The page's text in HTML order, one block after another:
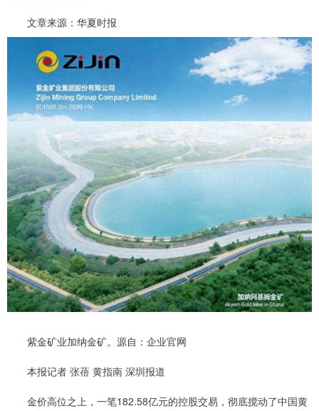
文章来源：华夏时报
紫金矿业加纳金矿。源自：企业官网
本报记者 张蓓 黄指南 深圳报道
金价高位之上，一笔182.58亿元的控股交易，彻底搅动了中国黄